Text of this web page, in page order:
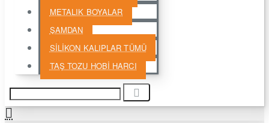
METALIK BOYALAR
ŞAMDAN
SİLİKON KALIPLAR TÜMÜ
TAŞ TOZU HOBİ HARCI